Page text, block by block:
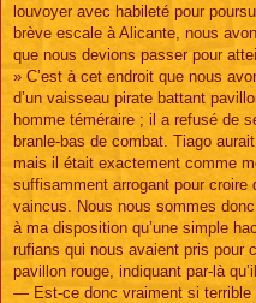
louvoyer avec habileté pour
brève escale à Alicante, nous
que nous devions passer pour
» C’est à cet endroit que nous
d’un vaisseau pirate battant
homme téméraire ; il a refusé de
branle-bas de combat. Tiago
mais il était exactement comme
suffisamment arrogant pour croire
vaincus. Nous nous sommes
à ma disposition qu’une simple
rufians qui nous avaient pris pour
pavillon rouge, indiquant par-là
— Est-ce donc vraiment si terrible